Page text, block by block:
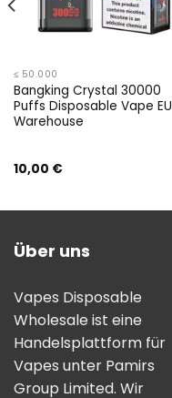
≤ 50.000
Bangking Crystal 30000
Puffs Disposable Vape EU
Warehouse
10,00 €
Über uns
Vapes Disposable
Wholesale ist eine
Handelsplattform für
Vapes unter Pamirs
Group Limited. Wir